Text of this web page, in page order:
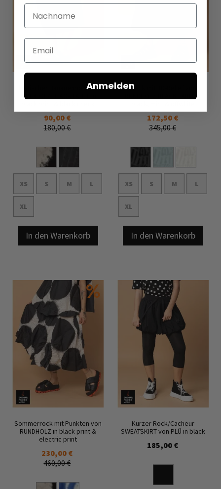
Elastischer Bananenrock von
RUNDHOLZ BLACK LABEL in
90,00 €
180,00 €
XS S M L
XL
In den Warenkorb
Rock mit 3D-Relief von
RUNDHOLZ BLACK LABEL in
172,50 €
345,00 €
XS S M L
XL
In den Warenkorb
Sommerrock mit Punkten von
RUNDHOLZ in black print &
electric print
230,00 €
460,00 €
Kurzer Rock/Cacheur
SWEATSKIRT von PLÜ in black
185,00 €
Nachname
Email
Anmelden